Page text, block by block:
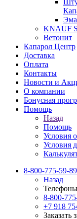
KNAUF
Ветонит
Капарол Центр
Доставка
Оплата
Контакты
Новости и
О компании
Бонусная
Помощь
Назад
Помощь
Условия
Условия
8-800-775-59-89
Назад
Телефоны
8-800-
+7 918
Заказать